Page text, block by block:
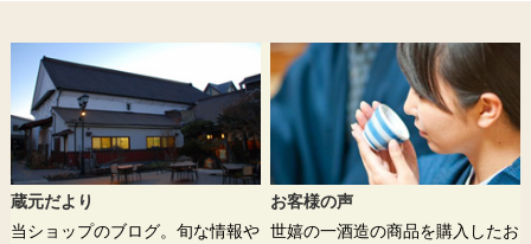
蔵元だより
当ショップのブログ。旬な情報や
お客様の声
世嬉の一酒造の商品を購入したお